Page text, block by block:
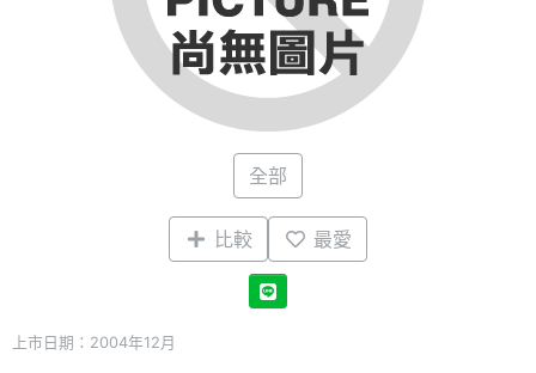
全部
比較 最愛
上市日期：2004年12月